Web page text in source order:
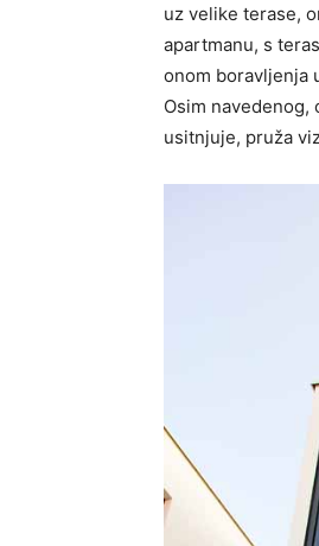
uz velike terase,
apartmanu, s
onom boravljenja
Osim navedenog,
usitnjuje, pruža